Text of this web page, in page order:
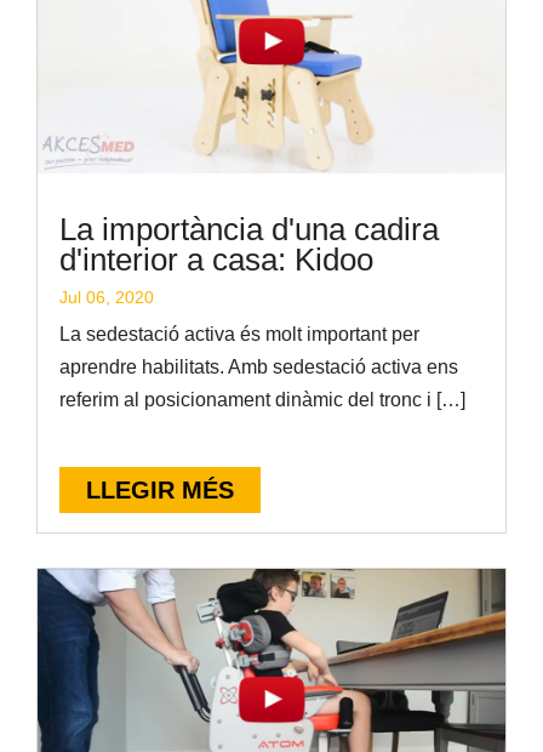
La importància d'una cadira
d'interior a casa: Kidoo
Jul 06, 2020
La sedestació activa és molt important per
aprendre habilitats. Amb sedestació activa ens
referim al posicionament dinàmic del tronc i […]
LLEGIR MÉS